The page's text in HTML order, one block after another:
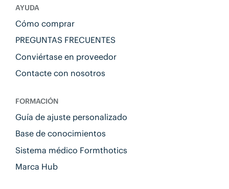
AYUDA
Cómo comprar
PREGUNTAS FRECUENTES
Conviértase en proveedor
Contacte con nosotros
FORMACIÓN
Guía de ajuste personalizado
Base de conocimientos
Sistema médico Formthotics
Marca Hub